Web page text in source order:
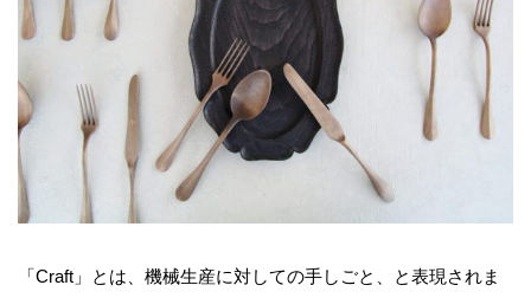
「Craft」とは、機械生産に対しての手しごと、と表現されま